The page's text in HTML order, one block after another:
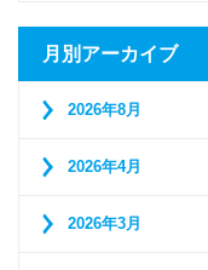
月別アーカイブ
2026年8月
2026年4月
2026年3月